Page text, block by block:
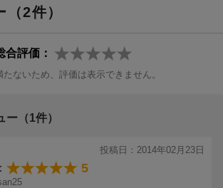
母の元へ戻す「家族再統合編」第2話まで収録
の笑顔を取り戻すために奮闘する児童相談所
里親委託……5
2件）
合評価：
たないため、評価は表示できません。
（1件）
投稿日：2014年02月23日
5